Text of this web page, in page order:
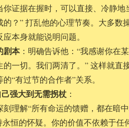
你证据在握时，可以直接、冷静
的？” 打乱他的心理节奏。大多数
本身就能说明问题。
剧本：明确告诉他：“我感谢你在
一切。我们两清了。” 这样就直
“有过节的合作者”关系。
强大到无需拐杖：
刻理解“所有命运的馈赠，都在暗
永恒的怀疑。你的价值不依赖于任